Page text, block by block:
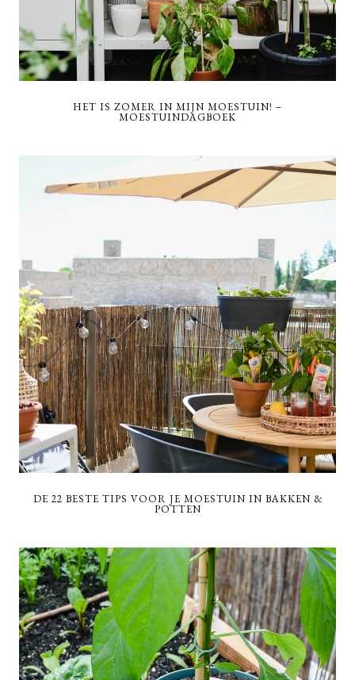
HET IS ZOMER IN MIJN MOESTUIN! –
MOESTUINDAGBOEK
DE 22 BESTE TIPS VOOR JE MOESTUIN IN BAKKEN &
POTTEN